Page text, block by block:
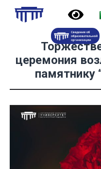
церемония
памятнику